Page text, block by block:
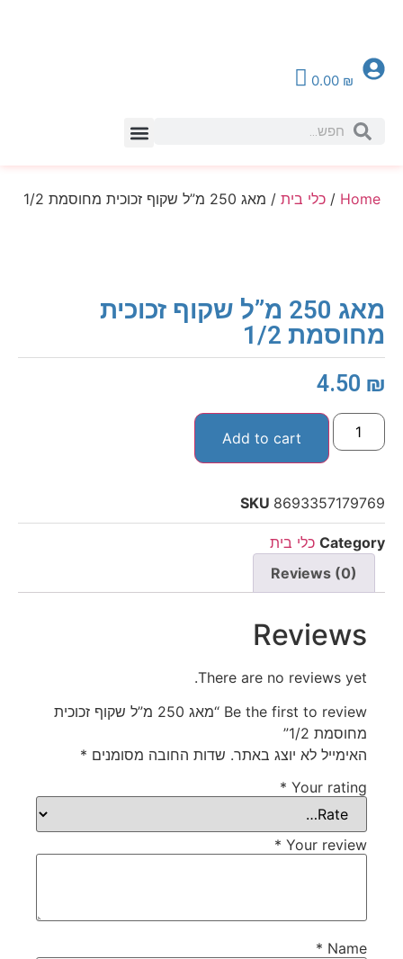
0.00 ₪
Home
/כלי בית / מאג 250 מ”ל שקוף זכוכית מחוסמת 1/2
מאג 250 מ”ל שקוף זכוכית
מחוסמת 1/2
4.50 ₪
Add to cart
SKU 8693357179769
Category כלי בית
Reviews (0)
Reviews
There are no reviews yet.
Be the first to review “מאג 250 מ”ל שקוף זכוכית
מחוסמת 1/2”
האימייל לא יוצג באתר. שדות החובה מסומנים *
Your rating
*
Your review
*
Name
*